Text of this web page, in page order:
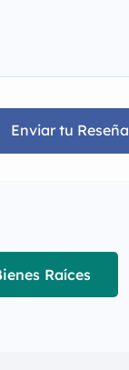
Enviar tu Reseña
Raíces